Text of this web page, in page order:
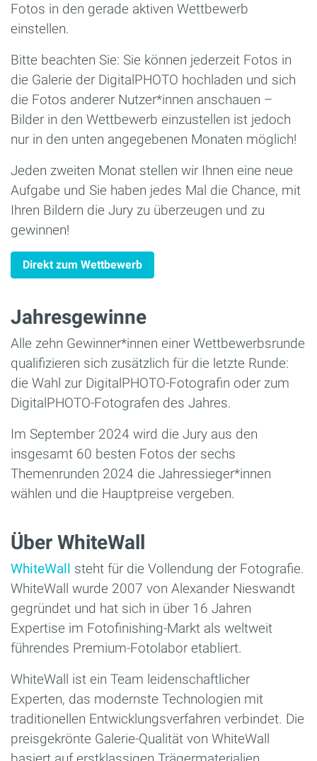
Fotos in den gerade aktiven Wettbewerb
einstellen.
Bitte beachten Sie: Sie können jederzeit Fotos in
die Galerie der DigitalPHOTO hochladen und sich
die Fotos anderer Nutzer*innen anschauen –
Bilder in den Wettbewerb einzustellen ist jedoch
nur in den unten angegebenen Monaten möglich!
Jeden zweiten Monat stellen wir Ihnen eine neue
Aufgabe und Sie haben jedes Mal die Chance, mit
Ihren Bildern die Jury zu überzeugen und zu
gewinnen!
Direkt zum Wettbewerb
Jahresgewinne
Alle zehn Gewinner*innen einer Wettbewerbsrunde
qualifizieren sich zusätzlich für die letzte Runde:
die Wahl zur DigitalPHOTO-Fotografin oder zum
DigitalPHOTO-Fotografen des Jahres.
Im September 2024 wird die Jury aus den
insgesamt 60 besten Fotos der sechs
Themenrunden 2024 die Jahressieger*innen
wählen und die Hauptpreise vergeben.
Über WhiteWall
WhiteWall steht für die Vollendung der Fotografie.
WhiteWall wurde 2007 von Alexander Nieswandt
gegründet und hat sich in über 16 Jahren
Expertise im Fotofinishing-Markt als weltweit
führendes Premium-Fotolabor etabliert.
WhiteWall ist ein Team leidenschaftlicher
Experten, das modernste Technologien mit
traditionellen Entwicklungsverfahren verbindet. Die
preisgekrönte Galerie-Qualität von WhiteWall